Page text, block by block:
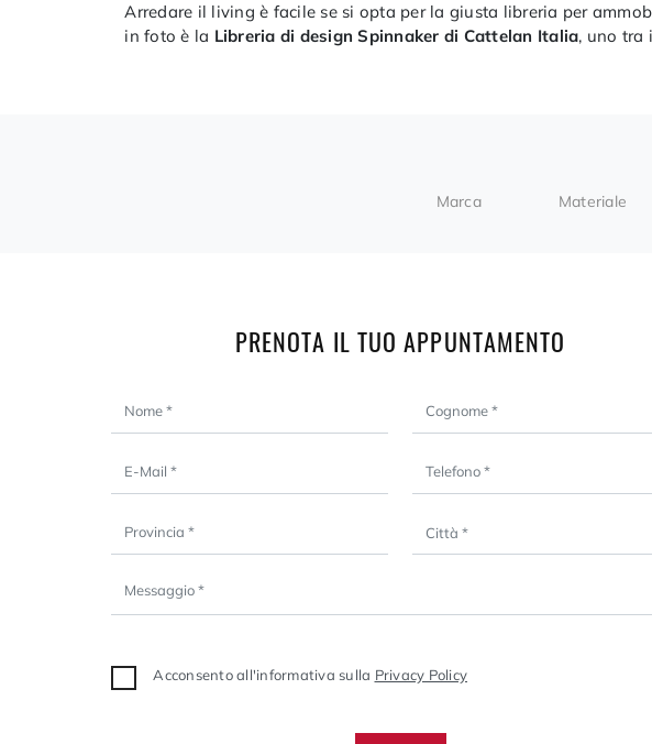
Arredare il living è facile se si opta per la giusta libreria per
in foto è la Libreria di design Spinnaker di Cattelan Italia, uno tra
Marca Materiale
PRENOTA IL TUO APPUNTAMENTO
Acconsento all'informativa sulla Privacy Policy